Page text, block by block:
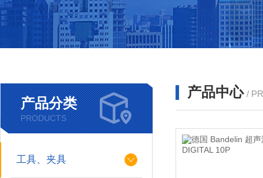
产品分类
PRODUCTS
工具、夹具
产品中心 /